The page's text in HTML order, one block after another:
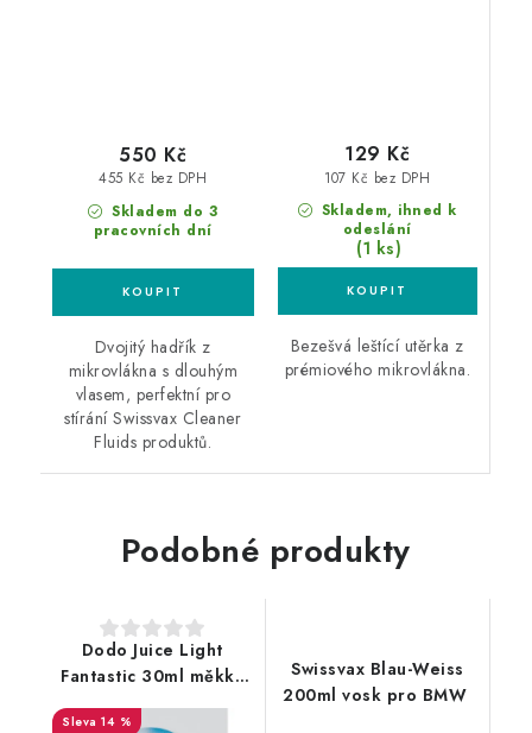
Skladem do 3
pracovních dní
455 Kč bez DPH
550 Kč
Dvojitý hadřík z
mikrovlákna s dlouhým
vlasem, perfektní pro
stírání Swissvax Cleaner
Fluids produktů.
Skladem, ihned k
odeslání
(1 ks)
107 Kč bez DPH
129 Kč
Bezešvá leštící utěrka z
prémiového mikrovlákna.
Podobné produkty
Dodo Juice Light
Fantastic 30ml měkký
vosk
14 %
Swissvax Blau-Weiss
200ml vosk pro BMW